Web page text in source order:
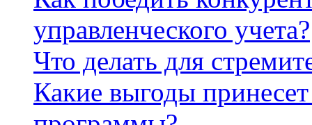
управленческого учета?
Что делать для
Какие выгоды